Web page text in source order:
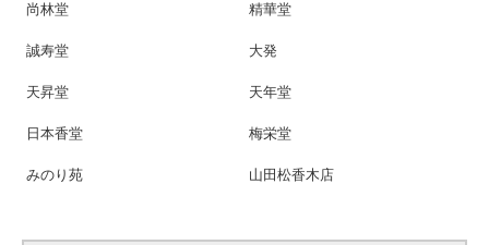
尚林堂 精華堂
誠寿堂 大発
天昇堂 天年堂
日本香堂 梅栄堂
みのり苑 山田松香木店